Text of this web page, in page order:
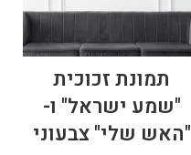
תמונת זכוכית
"שמע ישראל" ו-
"האש שלי" צבעוני